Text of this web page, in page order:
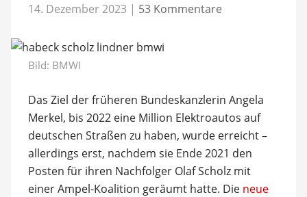
14. Dezember 2023 | 53 Kommentare
Bild: BMWI
Das Ziel der früheren Bundeskanzlerin Angela
Merkel, bis 2022 eine Million Elektroautos auf
deutschen Straßen zu haben, wurde erreicht –
allerdings erst, nachdem sie Ende 2021 den
Posten für ihren Nachfolger Olaf Scholz mit
einer Ampel-Koalition geräumt hatte. Die neue